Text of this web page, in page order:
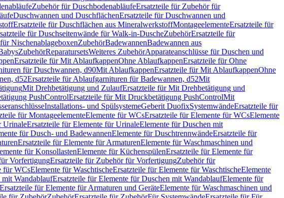
Zubehör für DuschbodenabläufeErsatzteile für Zubehör für
Duschwannen und DuschflächenErsatzteile für Duschwannen und
Ersatzteile für Duschflächen aus MineralwerkstoffMontageelementeErsatzteile für
für Duschseitenwände für Walk-in-DuscheZubehörErsatzteile für
NischenablageboxenZubehörBadewannenBadewannen aus
ZubehörReparatursetsWeiteres ZubehörApparateanschlüsse für Duschen und
Ersatzteile für Mit AblaufkappenOhne AblaufkappenErsatzteile für Ohne
für Duschwannen, d90Mit AblaufkappenErsatzteile für Mit AblaufkappenOhne
d52Ersatzteile für Ablaufgarnituren für Badewannen, d52Mit
Mit Drehbetätigung und ZulaufErsatzteile für Mit Drehbetätigung und
PushControlErsatzteile für Mit Druckbetätigung PushControlMit
Installations- und SpülsystemeGeberit DuofixSystemwändeErsatzteile für
für MontageelementeElemente für WCsErsatzteile für Elemente für WCsElemente
UrinaleErsatzteile für Elemente für UrinaleElemente für Duschen mit
für Dusch- und BadewannenElemente für DuschtrennwändeErsatzteile für
Ersatzteile für Elemente für ArmaturenElemente für Waschmaschinen und
für KonsollastenElemente für KüchenspülenErsatzteile für Elemente für
VorfertigungErsatzteile für Zubehör für VorfertigungZubehör für
für WCsElemente für WaschtischeErsatzteile für Elemente für WaschtischeElemente
WandablaufErsatzteile für Elemente für Duschen mit WandablaufElemente für
Ersatzteile für Elemente für Armaturen und GeräteElemente für Waschmaschinen und